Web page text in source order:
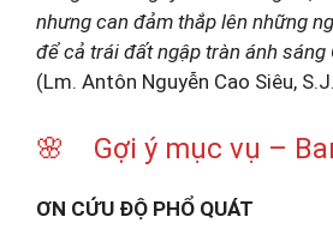
nhưng can đảm thắp lên những
để cả trái đất ngập tràn ánh sáng
(Lm. Antôn Nguyễn Cao Siêu,
🌸 Gợi ý mục vụ –
ƠN CỨU ĐỘ PHỔ QUÁT